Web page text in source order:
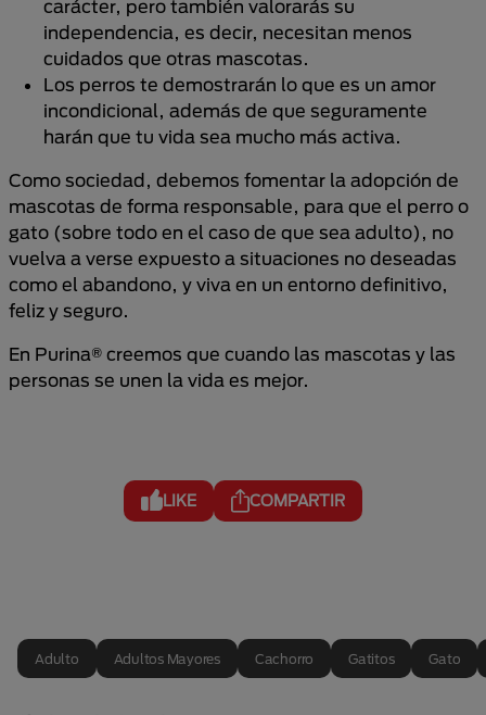
carácter, pero también valorarás su
independencia, es decir, necesitan menos
cuidados que otras mascotas.
Los perros te demostrarán lo que es un amor
incondicional, además de que seguramente
harán que tu vida sea mucho más activa.
Como sociedad, debemos fomentar la adopción de
mascotas de forma responsable, para que el perro o
gato (sobre todo en el caso de que sea adulto), no
vuelva a verse expuesto a situaciones no deseadas
como el abandono, y viva en un entorno definitivo,
feliz y seguro.
En Purina® creemos que cuando las mascotas y las
personas se unen la vida es mejor.
LIKE COMPARTIR
Adulto Adultos Mayores Cachorro Gatitos Gato